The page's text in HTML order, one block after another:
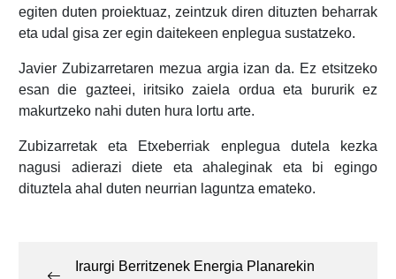
egiten duten proiektuaz, zeintzuk diren dituzten beharrak
eta udal gisa zer egin daitekeen enplegua sustatzeko.
Javier Zubizarretaren mezua argia izan da. Ez etsitzeko
esan die gazteei, iritsiko zaiela ordua eta bururik ez
makurtzeko nahi duten hura lortu arte.
Zubizarretak eta Etxeberriak enplegua dutela kezka
nagusi adierazi diete eta ahaleginak eta bi egingo
dituztela ahal duten neurrian laguntza emateko.
Iraurgi Berritzenek Energia Planarekin